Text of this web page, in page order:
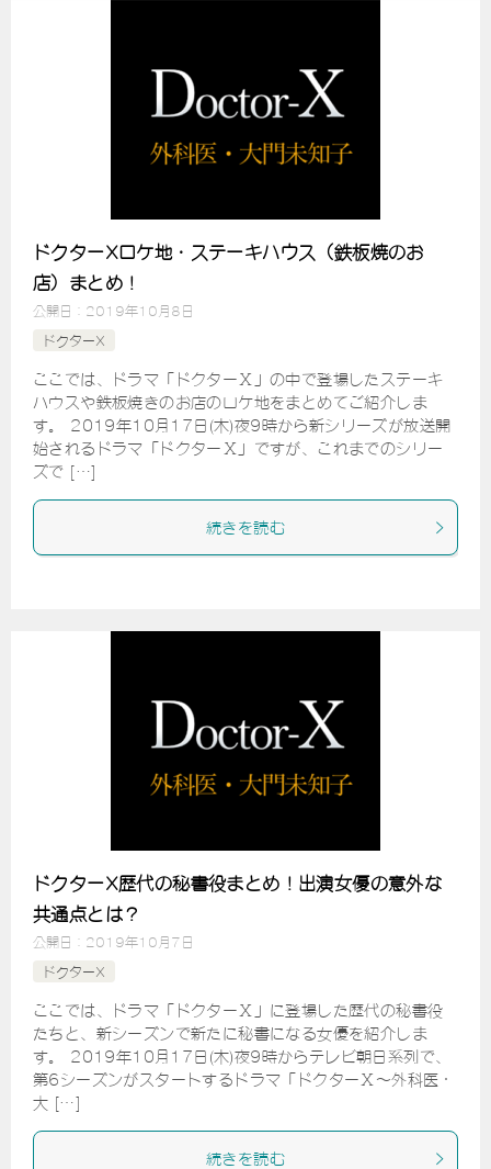
ドクターXロケ地・ステーキハウス（鉄板焼のお
店）まとめ！
公開日： 2019年10月8日
ドクターX
ここでは、ドラマ「ドクターⅩ」の中で登場したステーキ
ハウスや鉄板焼きのお店のロケ地をまとめてご紹介しま
す。 2019年10月17日(木)夜9時から新シリーズが放送開
始されるドラマ「ドクターⅩ」ですが、これまでのシリー
ズで […]
続きを読む
ドクターX歴代の秘書役まとめ！出演女優の意外な
共通点とは？
公開日： 2019年10月7日
ドクターX
ここでは、ドラマ「ドクターⅩ」に登場した歴代の秘書役
たちと、新シーズンで新たに秘書になる女優を紹介しま
す。 2019年10月17日(木)夜9時からテレビ朝日系列で、
第6シーズンがスタートするドラマ「ドクターⅩ～外科医・
大 […]
続きを読む